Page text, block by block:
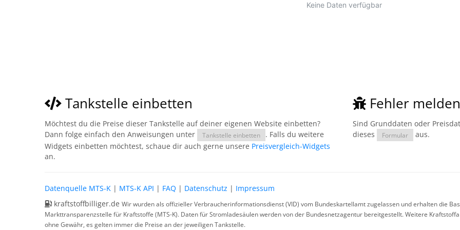
Tankstelle einbetten
Möchtest du die Preise dieser Tankstelle auf deiner eigenen Website einbetten?
Dann folge einfach den Anweisungen unter
Tankstelle einbetten
. Falls du weitere
Widgets einbetten möchtest, schaue dir auch gerne unsere Preisvergleich-Widgets
an.
Fehler melden
Sind Grunddaten oder
dieses
Formular aus.
Datenquelle MTS-K | MTS-K API | FAQ | Datenschutz | Impressum
kraftstoffbilliger.de Wir wurden als offizieller Verbraucherinformationsdienst (VID) vom Bundeskartellamt zugelassen und erhalten die
Markttransparenzstelle für Kraftstoffe (MTS-K). Daten für Stromladesäulen werden von der Bundesnetzagentur bereitgestellt. Weitere
ohne Gewähr, es gelten immer die Preise an der jeweiligen Tankstelle.